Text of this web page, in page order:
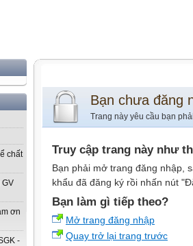
chất
ơn
-
Bạn chưa đăng
Trang này yêu cầu bạn
Truy cập trang này như
Bạn phải mở trang đăng nhập,
khẩu đã đăng ký rồi nhấn nút
Bạn làm gì tiếp theo?
Mở trang đăng nhập
Quay trở lại trang trước